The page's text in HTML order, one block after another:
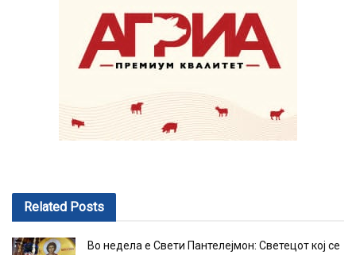
Related Posts
Во недела е Свети Пантелејмон: Светецот кој се